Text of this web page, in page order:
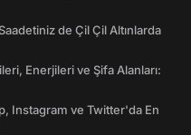
de Çil Çil Altınlarda
Enerjileri ve Şifa Alanları:
Instagram ve Twitter'da En